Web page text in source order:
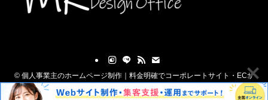
©個人事業主のホームページ制作｜料金明確でコーポレートサイト・ECサ
イト対応「MKデザインオフィス」